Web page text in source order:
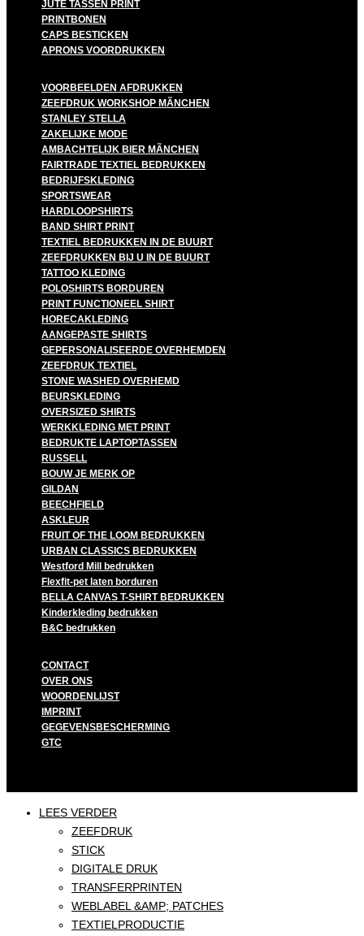
JUTE TASSEN PRINT
PRINTBONEN
CAPS BESTICKEN
APRONS VOORDRUKKEN
VOORBEELDEN AFDRUKKEN
ZEEFDRUK WORKSHOP MÃNCHEN
STANLEY STELLA
ZAKELIJKE MODE
AMBACHTELIJK BIER MÃNCHEN
FAIRTRADE TEXTIEL BEDRUKKEN
BEDRIJFSKLEDING
SPORTSWEAR
HARDLOOPSHIRTS
BAND SHIRT PRINT
TEXTIEL BEDRUKKEN IN DE BUURT
ZEEFDRUKKEN BIJ U IN DE BUURT
TATTOO KLEDING
POLOSHIRTS BORDUREN
PRINT FUNCTIONEEL SHIRT
HORECAKLEDING
AANGEPASTE SHIRTS
GEPERSONALISEERDE OVERHEMDEN
ZEEFDRUK TEXTIEL
STONE WASHED OVERHEMD
BEURSKLEDING
OVERSIZED SHIRTS
WERKKLEDING MET PRINT
BEDRUKTE LAPTOPTASSEN
RUSSELL
BOUW JE MERK OP
GILDAN
BEECHFIELD
ASKLEUR
FRUIT OF THE LOOM BEDRUKKEN
URBAN CLASSICS BEDRUKKEN
Westford Mill bedrukken
Flexfit-pet laten borduren
BELLA CANVAS T-SHIRT BEDRUKKEN
Kinderkleding bedrukken
B&C bedrukken
CONTACT
OVER ONS
WOORDENLIJST
IMPRINT
GEGEVENSBESCHERMING
GTC
LEES VERDER
ZEEFDRUK
STICK
DIGITALE DRUK
TRANSFERPRINTEN
WEBLABEL &AMP; PATCHES
TEXTIELPRODUCTIE